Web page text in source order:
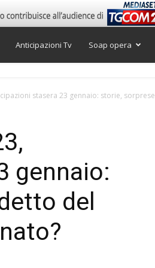
Anticipazioni Tv Soap opera
stasera 23 gennaio: storie, sorprese
gennaio:
del